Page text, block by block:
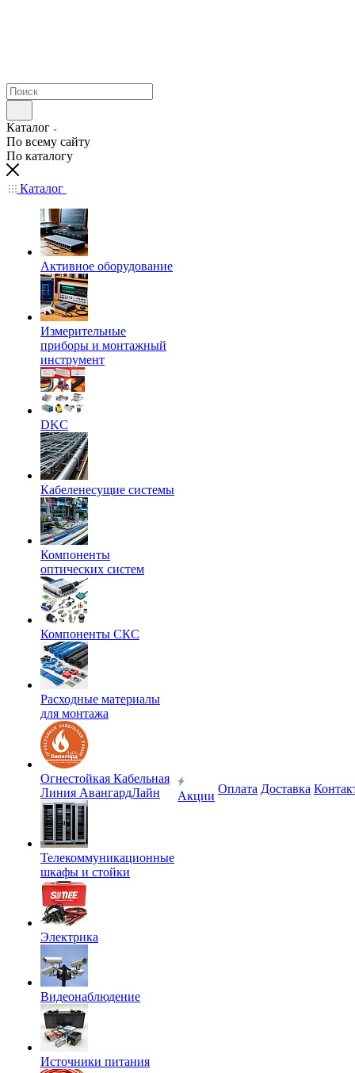
Каталог
По всему сайту
По каталогу
Каталог
Активное оборудование
Измерительные
приборы и монтажный
инструмент
DKC
Кабеленесущие системы
Компоненты
оптических систем
Компоненты СКС
Расходные материалы
для монтажа
Огнестойкая Кабельная
Линия АвангардЛайн
Телекоммуникационные
шкафы и стойки
Электрика
Видеонаблюдение
Источники питания
Акции
Оплата Доставка